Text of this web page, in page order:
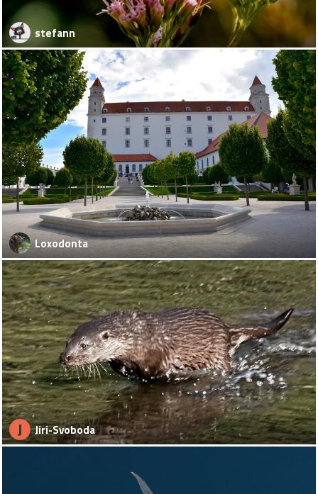
stefann
Loxodonta
J Jiri-Svoboda